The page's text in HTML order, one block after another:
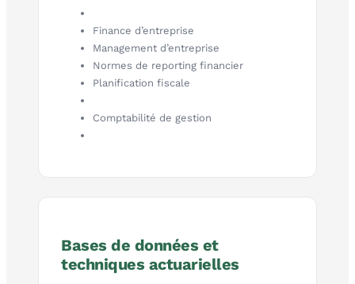
Finance d’entreprise
Management d’entreprise
Normes de reporting financier
Planification fiscale
Comptabilité de gestion
Bases de données et
techniques actuarielles